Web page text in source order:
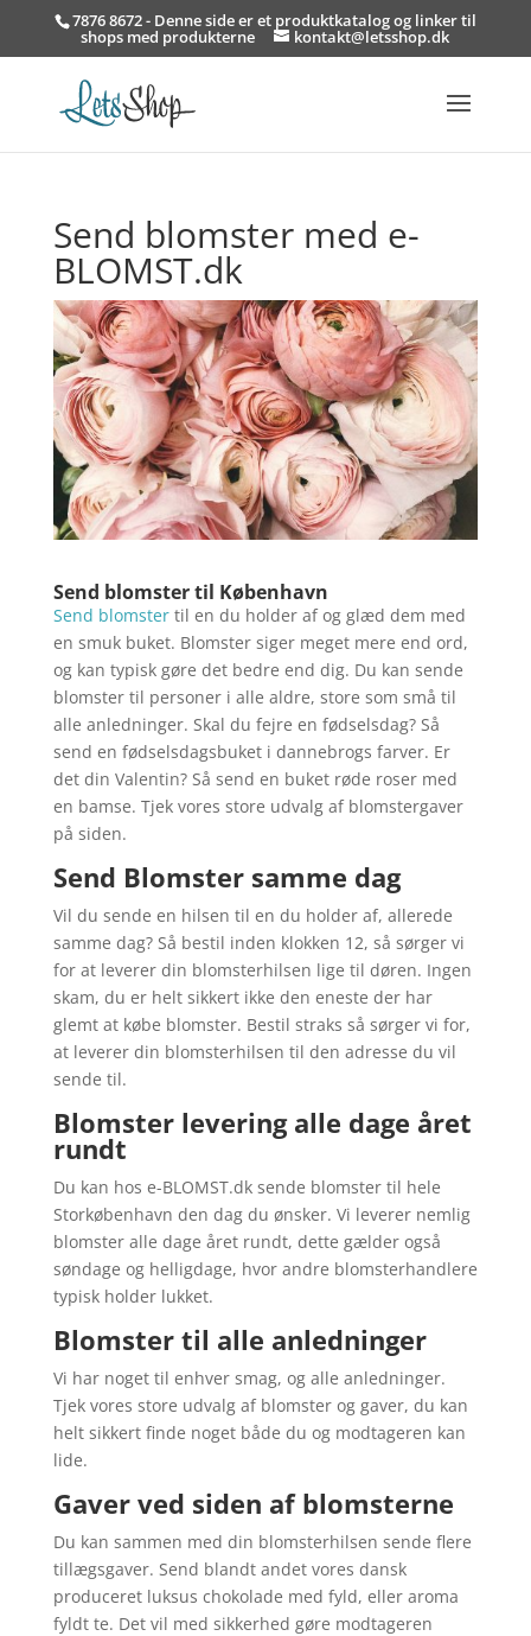
7876 8672 - Denne side er et produktkatalog og linker til
shops med produkterne kontakt@letsshop.dk
Send blomster med e-
BLOMST.dk
Send blomster til København
Send blomstertil en du holder af og glæd dem med
en smuk buket. Blomster siger meget mere end ord,
og kan typisk gøre det bedre end dig. Du kan sende
blomster til personer i alle aldre, store som små til
alle anledninger. Skal du fejre en fødselsdag? Så
send en fødselsdagsbuket i dannebrogs farver. Er
det din Valentin? Så send en buket røde roser med
en bamse. Tjek vores store udvalg af blomstergaver
på siden.
Send Blomster samme dag
Vil du sende en hilsen til en du holder af, allerede
samme dag? Så bestil inden klokken 12, så sørger vi
for at leverer din blomsterhilsen lige til døren. Ingen
skam, du er helt sikkert ikke den eneste der har
glemt at købe blomster. Bestil straks så sørger vi for,
at leverer din blomsterhilsen til den adresse du vil
sende til.
Blomster levering alle dage året
rundt
Du kan hos e-BLOMST.dk sende blomster til hele
Storkøbenhavn den dag du ønsker. Vi leverer nemlig
blomster alle dage året rundt, dette gælder også
søndage og helligdage, hvor andre blomsterhandlere
typisk holder lukket.
Blomster til alle anledninger
Vi har noget til enhver smag, og alle anledninger.
Tjek vores store udvalg af blomster og gaver, du kan
helt sikkert finde noget både du og modtageren kan
lide.
Gaver ved siden af blomsterne
Du kan sammen med din blomsterhilsen sende flere
tillægsgaver. Send blandt andet vores dansk
produceret luksus chokolade med fyld, eller aroma
fyldt te. Det vil med sikkerhed gøre modtageren